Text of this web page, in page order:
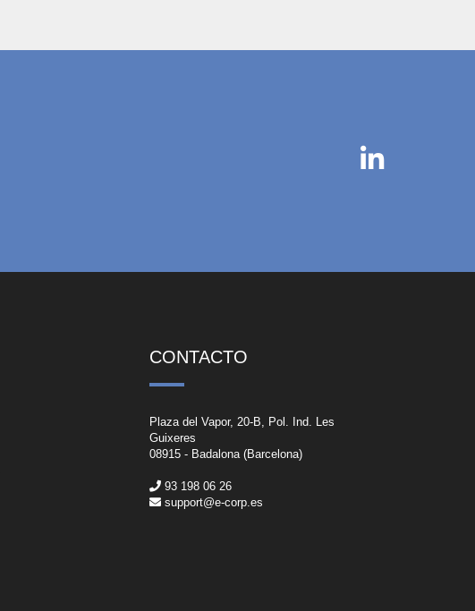
CONTACTO
Plaza del Vapor, 20-B, Pol. Ind. Les
Guixeres
08915 - Badalona (Barcelona)
93 198 06 26
support@e-corp.es